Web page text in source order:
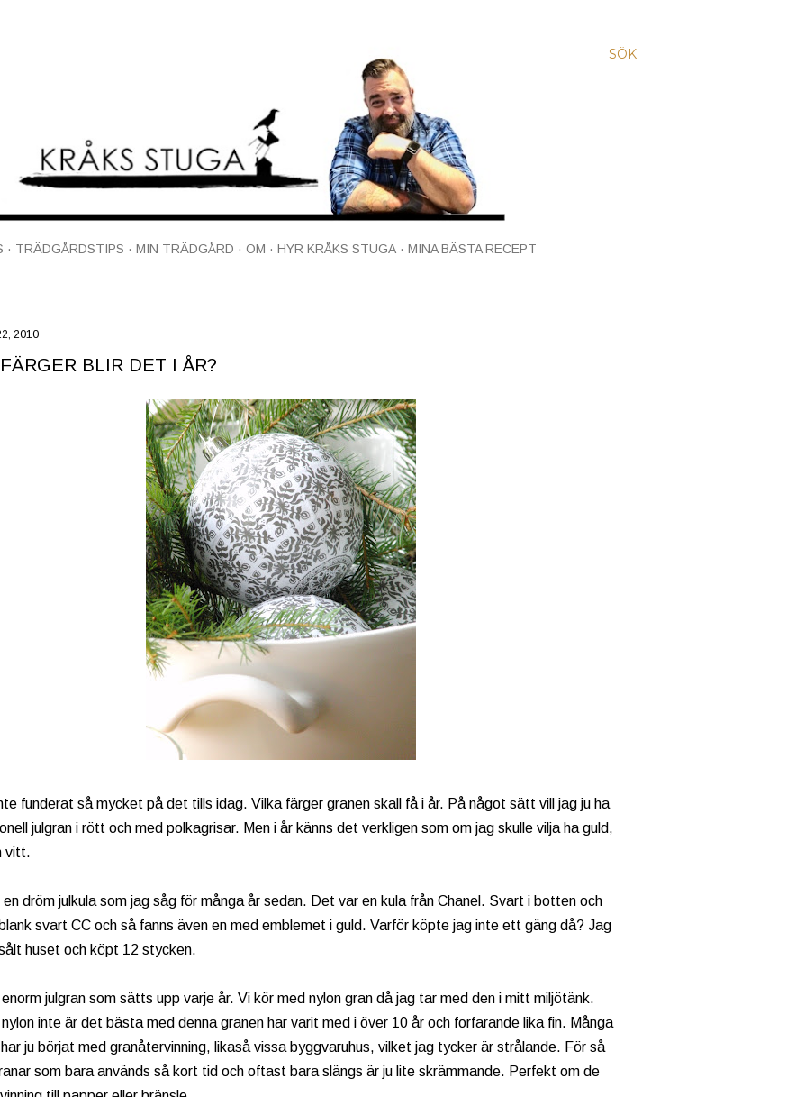
SÖK
TRÄDGÅRDSTIPS MIN TRÄDGÅRD OM HYR KRÅKS STUGA MINA BÄSTA RECEPT
2010
BLIR DET I ÅR?
funderat så mycket på det tills idag. Vilka färger granen skall få i år. På något sätt vill jag ju ha
julgran i rött och med polkagrisar. Men i år känns det verkligen som om jag skulle vilja ha guld,
vitt.
en dröm julkula som jag såg för många år sedan. Det var en kula från Chanel. Svart i botten och
svart CC och så fanns även en med emblemet i guld. Varför köpte jag inte ett gäng då? Jag
huset och köpt 12 stycken.
julgran som sätts upp varje år. Vi kör med nylon gran då jag tar med den i mitt miljötänk.
inte är det bästa med denna granen har varit med i över 10 år och forfarande lika fin. Många
har ju börjat med granåtervinning, likaså vissa byggvaruhus, vilket jag tycker är strålande. För så
som bara används så kort tid och oftast bara slängs är ju lite skrämmande. Perfekt om de